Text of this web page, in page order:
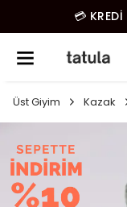
💳
Üst Giyim Kazak